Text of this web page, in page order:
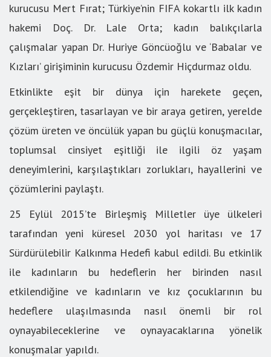
kurucusu Mert Fırat; Türkiye’nin FIFA kokartlı ilk kadın
hakemi Doç. Dr. Lale Orta; kadın balıkçılarla
çalışmalar yapan Dr. Huriye Göncüoğlu ve ‘Babalar ve
Kızları’ girişiminin kurucusu Özdemir Hiçdurmaz oldu.
Etkinlikte eşit bir dünya için harekete geçen,
gerçekleştiren, tasarlayan ve bir araya getiren, yerelde
çözüm üreten ve öncülük yapan bu güçlü konuşmacılar,
toplumsal cinsiyet eşitliği ile ilgili öz yaşam
deneyimlerini, karşılaştıkları zorlukları, hayallerini ve
çözümlerini paylaştı.
25 Eylül 2015’te Birleşmiş Milletler üye ülkeleri
tarafından yeni küresel 2030 yol haritası ve 17
Sürdürülebilir Kalkınma Hedefi kabul edildi. Bu etkinlik
ile kadınların bu hedeflerin her birinden nasıl
etkilendiğine ve kadınların ve kız çocuklarının bu
hedeflere ulaşılmasında nasıl önemli bir rol
oynayabileceklerine ve oynayacaklarına yönelik
konuşmalar yapıldı.